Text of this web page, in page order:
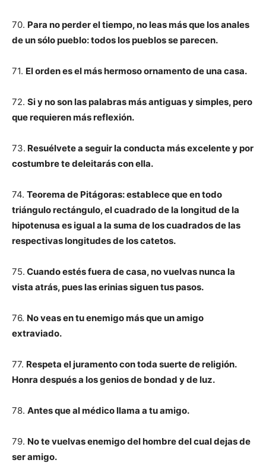
70. Para no perder el tiempo, no leas más que los anales
de un sólo pueblo: todos los pueblos se parecen.
71. El orden es el más hermoso ornamento de una casa.
72. Si y no son las palabras más antiguas y simples, pero
que requieren más reflexión.
73. Resuélvete a seguir la conducta más excelente y por
costumbre te deleitarás con ella.
74. Teorema de Pitágoras: establece que en todo
triángulo rectángulo, el cuadrado de la longitud de la
hipotenusa es igual a la suma de los cuadrados de las
respectivas longitudes de los catetos.
75. Cuando estés fuera de casa, no vuelvas nunca la
vista atrás, pues las erinias siguen tus pasos.
76. No veas en tu enemigo más que un amigo
extraviado.
77. Respeta el juramento con toda suerte de religión.
Honra después a los genios de bondad y de luz.
78. Antes que al médico llama a tu amigo.
79. No te vuelvas enemigo del hombre del cual dejas de
ser amigo.